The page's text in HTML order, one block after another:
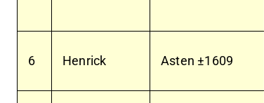
6 Henrick Asten ±1609